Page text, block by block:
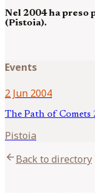
Nel 2004 ha preso
(Pistoia).
Events
2 Jun 2004
The Path of Comets
Pistoia
arrow_backBack to directory